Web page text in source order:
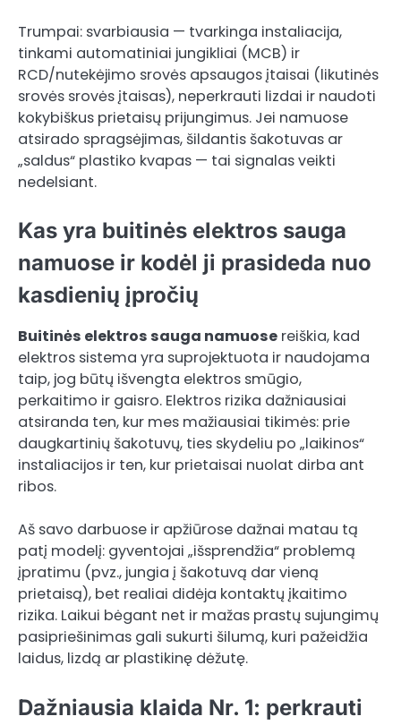
Trumpai: svarbiausia — tvarkinga instaliacija,
tinkami automatiniai jungikliai (MCB) ir
RCD/nutekėjimo srovės apsaugos įtaisai (likutinės
srovės srovės įtaisas), neperkrauti lizdai ir naudoti
kokybiškus prietaisų prijungimus. Jei namuose
atsirado spragsėjimas, šildantis šakotuvas ar
„saldus“ plastiko kvapas — tai signalas veikti
nedelsiant.
Kas yra buitinės elektros sauga
namuose ir kodėl ji prasideda nuo
kasdienių įpročių
Buitinės elektros sauga namuose reiškia, kad
elektros sistema yra suprojektuota ir naudojama
taip, jog būtų išvengta elektros smūgio,
perkaitimo ir gaisro. Elektros rizika dažniausiai
atsiranda ten, kur mes mažiausiai tikimės: prie
daugkartinių šakotuvų, ties skydeliu po „laikinos“
instaliacijos ir ten, kur prietaisai nuolat dirba ant
ribos.
Aš savo darbuose ir apžiūrose dažnai matau tą
patį modelį: gyventojai „išsprendžia“ problemą
įpratimu (pvz., jungia į šakotuvą dar vieną
prietaisą), bet realiai didėja kontaktų įkaitimo
rizika. Laikui bėgant net ir mažas prastų sujungimų
pasipriešinimas gali sukurti šilumą, kuri pažeidžia
laidus, lizdą ar plastikinę dėžutę.
Dažniausia klaida Nr. 1: perkrauti